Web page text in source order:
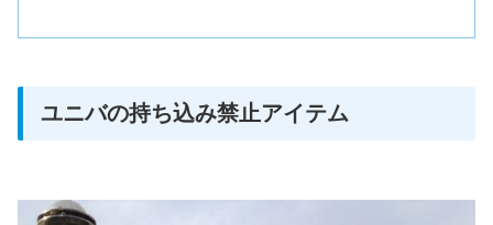
ユニバの持ち込み禁止アイテム